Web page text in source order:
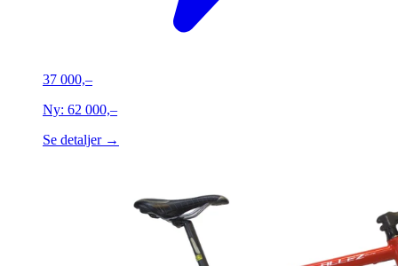
37 000,–
Ny: 62 000,–
Se detaljer →